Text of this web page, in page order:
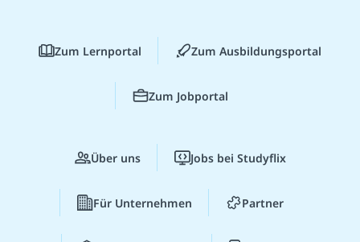
Zum Lernportal Zum Ausbildungsportal
Zum Jobportal
Über uns Jobs bei Studyflix
Für Unternehmen Partner